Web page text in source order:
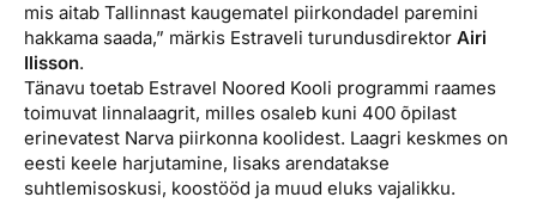
Reisikonsultandi teenus
Tule tööle
Uudised
mis aitab Tallinnast kaugematel piirkondadel paremini
hakkama saada,” märkis Estraveli turundusdirektor Airi
Ilisson.
Tänavu toetab Estravel Noored Kooli programmi raames
toimuvat linnalaagrit, milles osaleb kuni 400 õpilast
erinevatest Narva piirkonna koolidest. Laagri keskmes on
eesti keele harjutamine, lisaks arendatakse
suhtlemisoskusi, koostööd ja muud eluks vajalikku.